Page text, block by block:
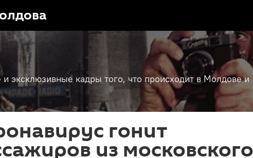
эксклюзивные кадры того, что происходит в Молдове и
гонит
из московского